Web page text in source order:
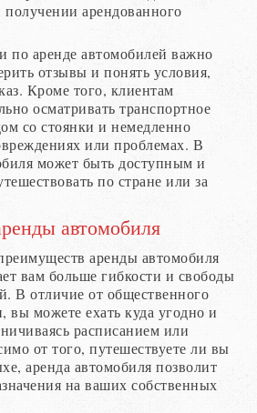
арендованного
по аренде автомобилей важно
отзывы и понять условия,
Кроме того, клиентам
осматривать транспортное
со стоянки и немедленно
или проблемах. В
может быть доступным и
по стране или за
автомобиля
аренды автомобиля
вам больше гибкости и свободы
В отличие от общественного
вы можете ехать куда угодно и
расписанием или
от того, путешествуете ли вы
аренда автомобиля позволит
на ваших собственных